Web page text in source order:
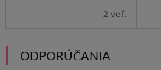
2 veľ.
ODPORÚČANIA